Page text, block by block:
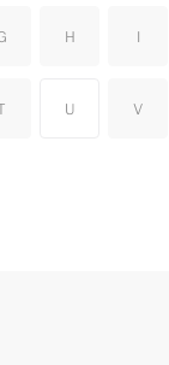
H I
U V